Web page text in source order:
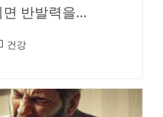
면 반발력을…
건강